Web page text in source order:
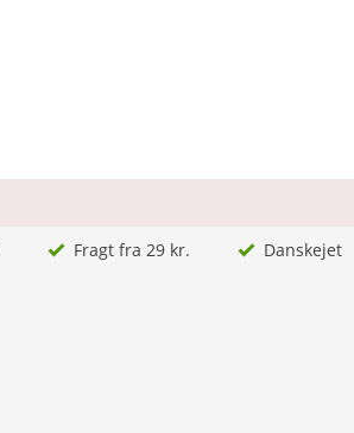
Fragt fra 29 kr. Danskejet